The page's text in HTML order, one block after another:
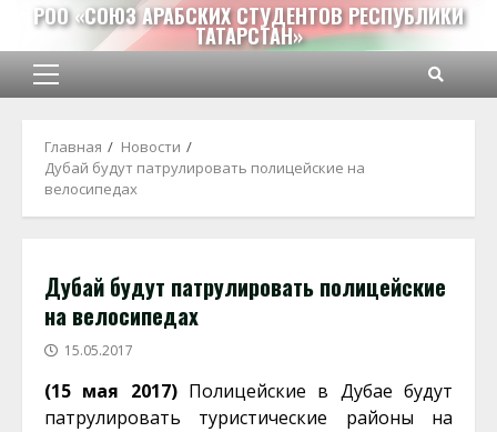
Перейти
содержимому
РОО «СОЮЗ АРАБСКИХ СТУДЕНТОВ РЕСПУБЛИКИ
ТАТАРСТАН»
Основное
Главная
Новости
Дубай будут патрулировать полицейские на
велосипедах
Дубай будут патрулировать полицейские
на велосипедах
15.05.2017
(15 мая 2017) Полицейские в Дубае будут
патрулировать туристические районы на